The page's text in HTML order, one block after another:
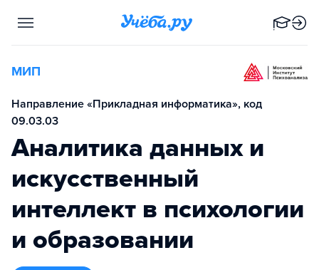
МИП
Направление «Прикладная информатика», код
09.03.03
Аналитика данных и
искусственный
интеллект в психологии
и образовании